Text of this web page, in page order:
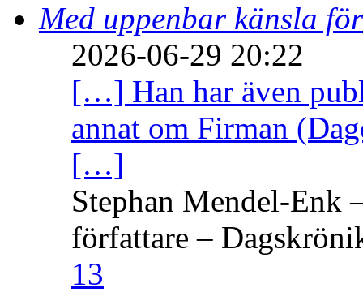
Med uppenbar känsla
2026-06-29 20:22
[…] Han har även
annat om Firman
[…]
Stephan Mendel-Enk
författare –
13